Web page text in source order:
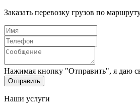
Заказать перевозку грузов по
Нажимая кнопку "Отправить", я даю
Отправить
Наши услуги